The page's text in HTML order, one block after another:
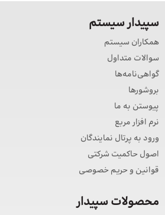
سپیدار سیستم
همکاران سیستم
سوالات متداول
گواهی‌نامه‌ها
بروشورها
پیوستن به ما
نرم افزار مربع
ورود به پرتال نمایندگان
اصول حاکمیت شرکتی
قوانین و حریم خصوصی
محصولات سپیدار